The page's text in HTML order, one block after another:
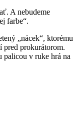
A nebudeme
farbe“.
„nácek“, ktorému
pred prokurátorom.
palicou v ruke hrá na